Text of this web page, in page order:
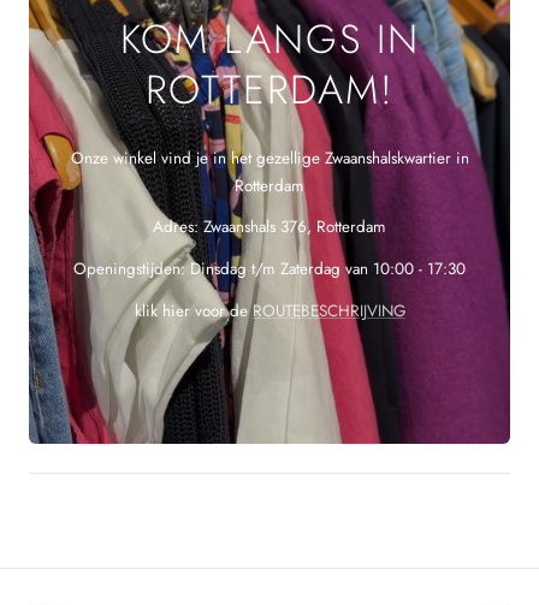
KOM LANGS IN
ROTTERDAM!
Onze winkel vind je in het gezellige Zwaanshalskwartier in
Rotterdam
Adres: Zwaanshals 376, Rotterdam
Openingstijden: Dinsdag t/m Zaterdag van 10:00 - 17:30
klik hier voor deROUTEBESCHRIJVING